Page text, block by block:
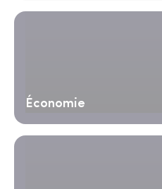
Économie